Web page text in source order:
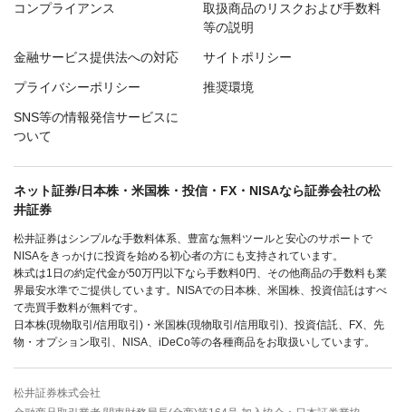
コンプライアンス
取扱商品のリスクおよび手数料
等の説明
金融サービス提供法への対応 サイトポリシー
プライバシーポリシー 推奨環境
SNS等の情報発信サービスに
ついて
ネット証券/日本株・米国株・投信・FX・NISAなら証券会社の松
井証券
松井証券はシンプルな手数料体系、豊富な無料ツールと安心のサポートで
NISAをきっかけに投資を始める初心者の方にも支持されています。
株式は1日の約定代金が50万円以下なら手数料0円、その他商品の手数料も業
界最安水準でご提供しています。NISAでの日本株、米国株、投資信託はすべ
て売買手数料が無料です。
日本株(現物取引/信用取引)・米国株(現物取引/信用取引)、投資信託、FX、先
物・オプション取引、NISA、iDeCo等の各種商品をお取扱いしています。
松井証券株式会社